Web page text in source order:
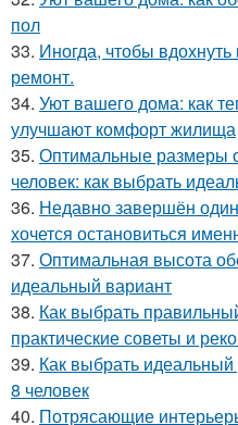
пол
33. Иногда, чтобы
ремонт.
34. Уют вашего дома: как
улучшают комфорт жилища
35. Оптимальные размеры
человек: как выбрать
36. Недавно завершён
хочется остановиться
37. Оптимальная высота
идеальный вариант
38. Как выбрать
практические советы и
39. Как выбрать
8 человек
40. Потрясающие